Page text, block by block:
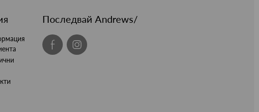
Последвай Andrews/